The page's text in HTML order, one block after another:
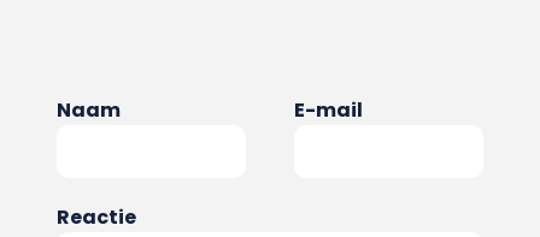
Naam E-mail
Reactie